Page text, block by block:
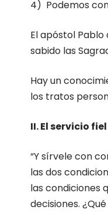
4) Podemos
El apóstol Pablo
sabido las
Hay un
los tratos
II. El servicio fiel
“Y sírvele con
las dos
las condiciones
decisiones.